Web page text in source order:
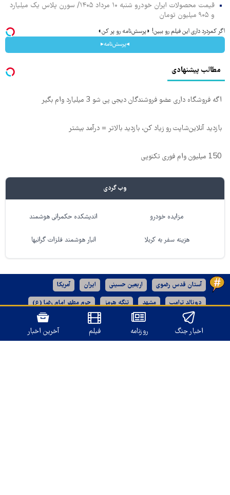
قیمت محصولات ایران خودرو شنبه ۱۰ مرداد ۱۴۰۵/ سورن پلاس یک میلیارد
و ۹۰۵ میلیون تومان
اگر کمردرد داری این فیلم رو ببین! ◗پرسش‌نامه رو پر کن◖
◂پرسش‌نامه▸
مطالب پیشنهادی
اگه فروشگاه داری عضو فروشندگان دیجی پی شو 3 میلیارد وام بگیر
بازدید آنلاین‌شاپت رو زیاد کن، بازدید بالاتر = درآمد بیشتر
150 میلیون وام فوری تکنوپی
وب گردی
مزایده خودرو اندیشکده حکمرانی هوشمند
هزینه سفر به کربلا انبار هوشمند فلزات گرانبها
آستان قدس رضوی اربعین حسینی ایران آمریکا
دونالد ترامپ مشهد تنگه هرمز حرم مطهر امام رضا (ع)
رژیم صهیونیستی خراسان رضوی
اخبار جنگ روزنامه فیلم آخرین اخبار